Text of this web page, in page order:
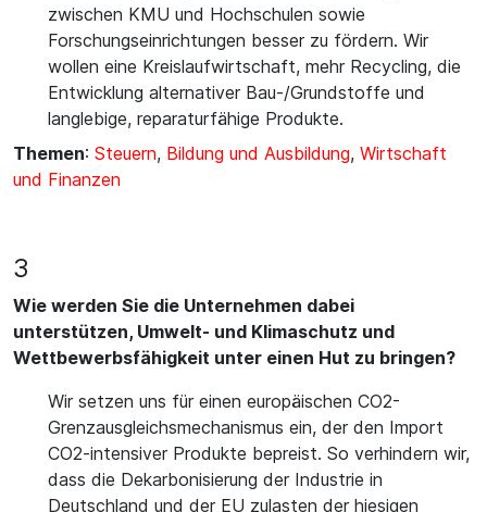
zwischen KMU und Hochschulen sowie
Forschungseinrichtungen besser zu fördern. Wir
wollen eine Kreislaufwirtschaft, mehr Recycling, die
Entwicklung alternativer Bau-/Grundstoffe und
langlebige, reparaturfähige Produkte.
Themen: Steuern, Bildung und Ausbildung, Wirtschaft
und Finanzen
3
Wie werden Sie die Unternehmen dabei
unterstützen, Umwelt- und Klimaschutz und
Wettbewerbsfähigkeit unter einen Hut zu bringen?
Wir setzen uns für einen europäischen CO2-
Grenzausgleichsmechanismus ein, der den Import
CO2-intensiver Produkte bepreist. So verhindern wir,
dass die Dekarbonisierung der Industrie in
Deutschland und der EU zulasten der hiesigen